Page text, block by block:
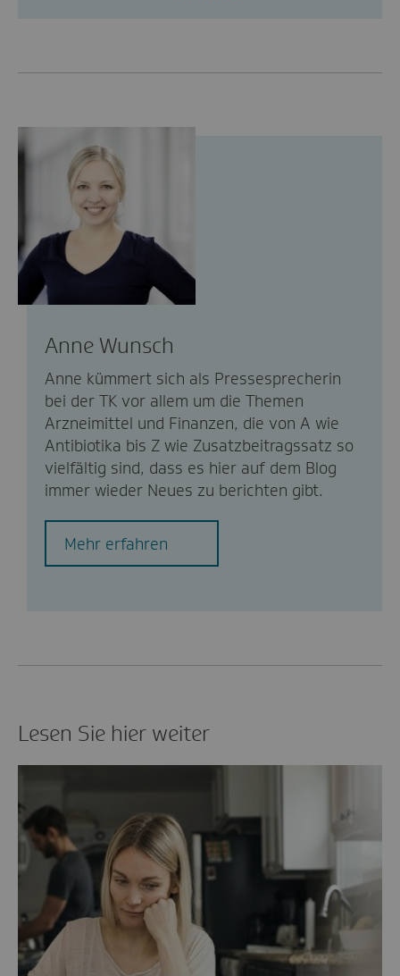
Anne Wunsch
Anne kümmert sich als Pressesprecherin
bei der TK vor allem um die Themen
Arzneimittel und Finanzen, die von A wie
Antibiotika bis Z wie Zusatzbeitragssatz so
vielfältig sind, dass es hier auf dem Blog
immer wieder Neues zu berichten gibt.
Mehr erfahren
Lesen Sie hier weiter